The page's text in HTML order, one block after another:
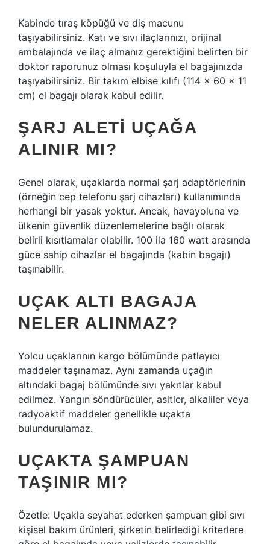
Kabinde tıraş köpüğü ve diş macunu
taşıyabilirsiniz. Katı ve sıvı ilaçlarınızı, orijinal
ambalajında ​​ve ilaç almanız gerektiğini belirten bir
doktor raporunuz olması koşuluyla el bagajınızda
taşıyabilirsiniz. Bir takım elbise kılıfı (114 x 60 x 11
cm) el bagajı olarak kabul edilir.
ŞARJ ALETI UÇAĞA
ALINIR MI?
Genel olarak, uçaklarda normal şarj adaptörlerinin
(örneğin cep telefonu şarj cihazları) kullanımında
herhangi bir yasak yoktur. Ancak, havayoluna ve
ülkenin güvenlik düzenlemelerine bağlı olarak
belirli kısıtlamalar olabilir. 100 ila 160 watt arasında
güce sahip cihazlar el bagajında ​​(kabin bagajı)
taşınabilir.
UÇAK ALTI BAGAJA
NELER ALINMAZ?
Yolcu uçaklarının kargo bölümünde patlayıcı
maddeler taşınamaz. Aynı zamanda uçağın
altındaki bagaj bölümünde sıvı yakıtlar kabul
edilmez. Yangın söndürücüler, asitler, alkaliler veya
radyoaktif maddeler genellikle uçakta
bulundurulamaz.
UÇAKTA ŞAMPUAN
TAŞINIR MI?
Özetle: Uçakla seyahat ederken şampuan gibi sıvı
kişisel bakım ürünleri, şirketin belirlediği kriterlere